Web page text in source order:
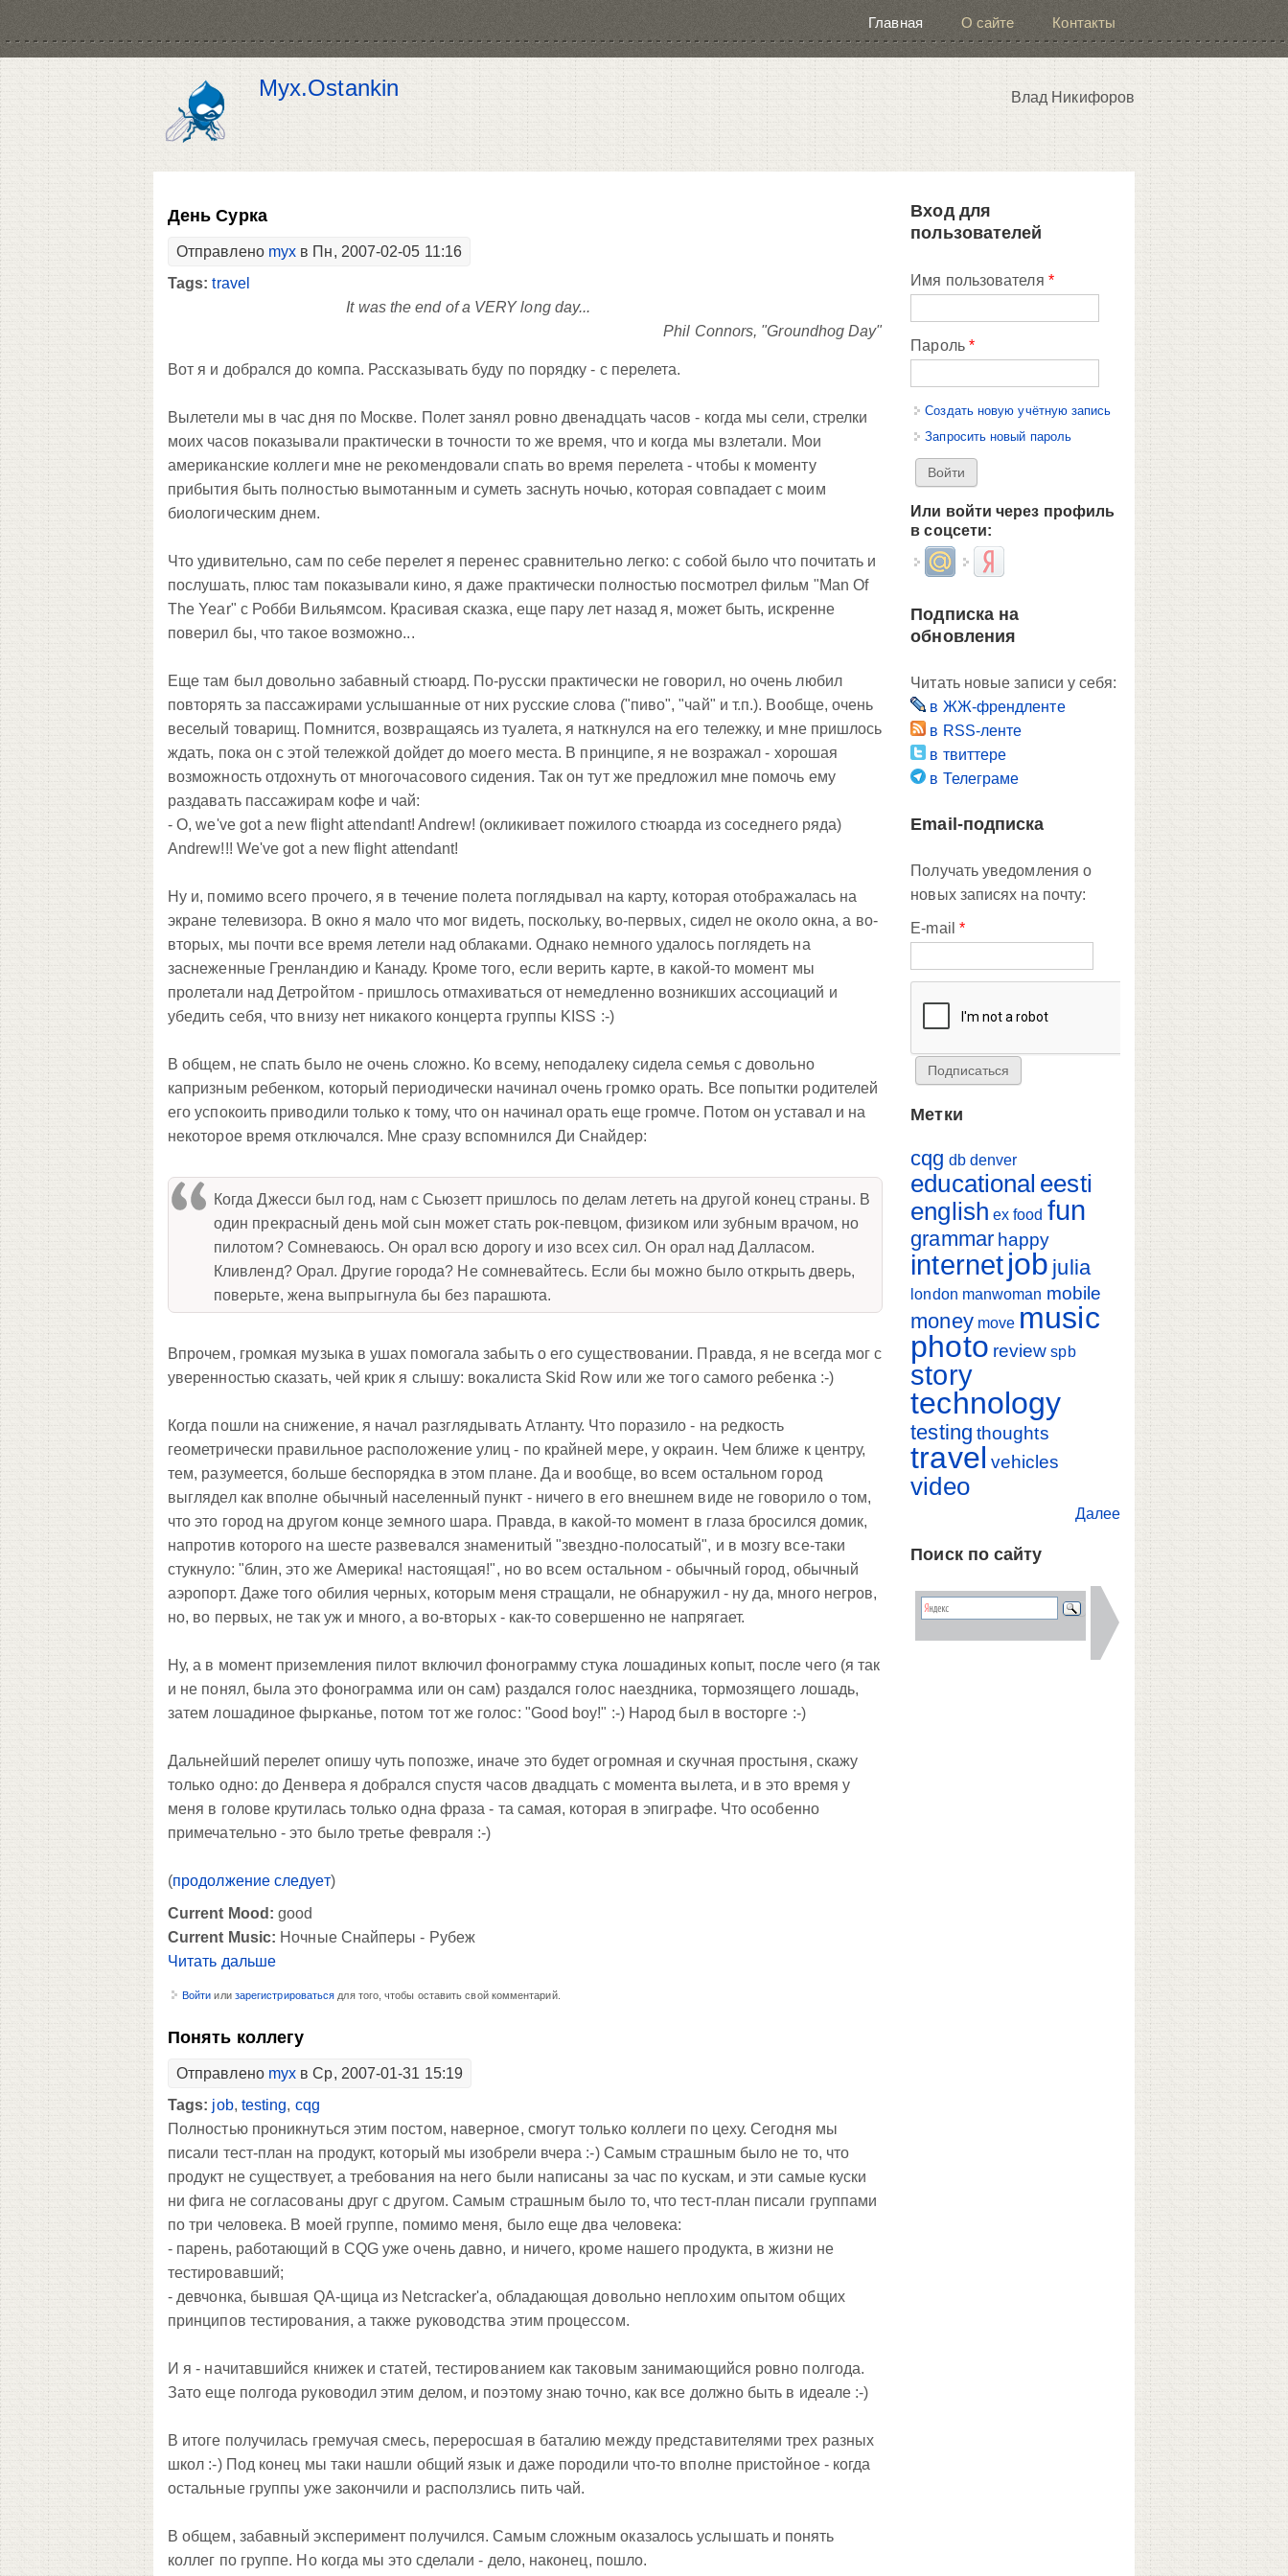
Главная О сайте Контакты
Myx.Ostankin Влад Никифоров
День Сурка
Отправлено myx в Пн, 2007-02-05 11:16
Tags:travel
It was the end of a VERY long day...
Phil Connors, "Groundhog Day"
Вот я и добрался до компа. Рассказывать буду по порядку - с перелета.
Вылетели мы в час дня по Москве. Полет занял ровно двенадцать часов - когда мы сели, стрелки
моих часов показывали практически в точности то же время, что и когда мы взлетали. Мои
американские коллеги мне не рекомендовали спать во время перелета - чтобы к моменту
прибытия быть полностью вымотанным и суметь заснуть ночью, которая совпадает с моим
биологическим днем.
Что удивительно, сам по себе перелет я перенес сравнительно легко: с собой было что почитать и
послушать, плюс там показывали кино, я даже практически полностью посмотрел фильм "Man Of
The Year" с Робби Вильямсом. Красивая сказка, еще пару лет назад я, может быть, искренне
поверил бы, что такое возможно...
Еще там был довольно забавный стюард. По-русски практически не говорил, но очень любил
повторять за пассажирами услышанные от них русские слова ("пиво", "чай" и т.п.). Вообще, очень
веселый товарищ. Помнится, возвращаясь из туалета, я наткнулся на его тележку, и мне пришлось
ждать, пока он с этой тележкой дойдет до моего места. В принципе, я не возражал - хорошая
возможность отдохнуть от многочасового сидения. Так он тут же предложил мне помочь ему
раздавать пассажирам кофе и чай:
- O, we've got a new flight attendant! Andrew! (окликивает пожилого стюарда из соседнего ряда)
Andrew!!! We've got a new flight attendant!
Ну и, помимо всего прочего, я в течение полета поглядывал на карту, которая отображалась на
экране телевизора. В окно я мало что мог видеть, поскольку, во-первых, сидел не около окна, а во-
вторых, мы почти все время летели над облаками. Однако немного удалось поглядеть на
заснеженные Гренландию и Канаду. Кроме того, если верить карте, в какой-то момент мы
пролетали над Детройтом - пришлось отмахиваться от немедленно возникших ассоциаций и
убедить себя, что внизу нет никакого концерта группы KISS :-)
В общем, не спать было не очень сложно. Ко всему, неподалеку сидела семья с довольно
капризным ребенком, который периодически начинал очень громко орать. Все попытки родителей
его успокоить приводили только к тому, что он начинал орать еще громче. Потом он уставал и на
некоторое время отключался. Мне сразу вспомнился Ди Снайдер:
Когда Джесси был год, нам с Сьюзетт пришлось по делам лететь на другой конец страны. В
один прекрасный день мой сын может стать рок-певцом, физиком или зубным врачом, но
пилотом? Сомневаюсь. Он орал всю дорогу и изо всех сил. Он орал над Далласом.
Кливленд? Орал. Другие города? Не сомневайтесь. Если бы можно было открыть дверь,
поверьте, жена выпрыгнула бы без парашюта.
Впрочем, громкая музыка в ушах помогала забыть о его существовании. Правда, я не всегда мог с
уверенностью сказать, чей крик я слышу: вокалиста Skid Row или же того самого ребенка :-)
Когда пошли на снижение, я начал разглядывать Атланту. Что поразило - на редкость
геометрически правильное расположение улиц - по крайней мере, у окраин. Чем ближе к центру,
тем, разумеется, больше беспорядка в этом плане. Да и вообще, во всем остальном город
выглядел как вполне обычный населенный пункт - ничего в его внешнем виде не говорило о том,
что это город на другом конце земного шара. Правда, в какой-то момент в глаза бросился домик,
напротив которого на шесте развевался знаменитый "звездно-полосатый", и в мозгу все-таки
стукнуло: "блин, это же Америка! настоящая!", но во всем остальном - обычный город, обычный
аэропорт. Даже того обилия черных, которым меня стращали, не обнаружил - ну да, много негров,
но, во первых, не так уж и много, а во-вторых - как-то совершенно не напрягает.
Ну, а в момент приземления пилот включил фонограмму стука лошадиных копыт, после чего (я так
и не понял, была это фонограмма или он сам) раздался голос наездника, тормозящего лошадь,
затем лошадиное фырканье, потом тот же голос: "Good boy!" :-) Народ был в восторге :-)
Дальнейший перелет опишу чуть попозже, иначе это будет огромная и скучная простыня, скажу
только одно: до Денвера я добрался спустя часов двадцать с момента вылета, и в это время у
меня в голове крутилась только одна фраза - та самая, которая в эпиграфе. Что особенно
примечательно - это было третье февраля :-)
(продолжение следует)
Current Mood: good
Current Music: Ночные Снайперы - Рубеж
Читать дальше
Войти или зарегистрироваться для того, чтобы оставить свой комментарий.
Понять коллегу
Отправлено myx в Ср, 2007-01-31 15:19
Tags: job, testing, cqg
Полностью проникнуться этим постом, наверное, смогут только коллеги по цеху. Сегодня мы
писали тест-план на продукт, который мы изобрели вчера :-) Самым страшным было не то, что
продукт не существует, а требования на него были написаны за час по кускам, и эти самые куски
ни фига не согласованы друг с другом. Самым страшным было то, что тест-план писали группами
по три человека. В моей группе, помимо меня, было еще два человека:
- парень, работающий в CQG уже очень давно, и ничего, кроме нашего продукта, в жизни не
тестировавший;
- девчонка, бывшая QA-щица из Netcracker'а, обладающая довольно неплохим опытом общих
принципов тестирования, а также руководства этим процессом.
И я - начитавшийся книжек и статей, тестированием как таковым занимающийся ровно полгода.
Зато еще полгода руководил этим делом, и поэтому знаю точно, как все должно быть в идеале :-)
В итоге получилась гремучая смесь, переросшая в баталию между представителями трех разных
школ :-) Под конец мы таки нашли общий язык и даже породили что-то вполне пристойное - когда
остальные группы уже закончили и расползлись пить чай.
В общем, забавный эксперимент получился. Самым сложным оказалось услышать и понять
коллег по группе. Но когда мы это сделали - дело, наконец, пошло.
Вход для
пользователей
Имя пользователя *
Пароль *
Создать новую учётную запись
Запросить новый пароль
Или войти через профиль
в соцсети:
Login with Mail.ruLogin with Яндекс
Подписка на
обновления
Читать новые записи у себя:
в ЖЖ-френдленте
в RSS-ленте
в твиттере
в Телеграме
Email-подписка
Получать уведомления о
новых записях на почту:
E-mail *
Метки
cqg db denver
educational eesti
english ex food fun
grammar happy
internetjob julia
london manwoman mobile
money move music
photo review spb
story
technology
testing thoughts
travel vehicles
video
Далее
Поиск по сайту